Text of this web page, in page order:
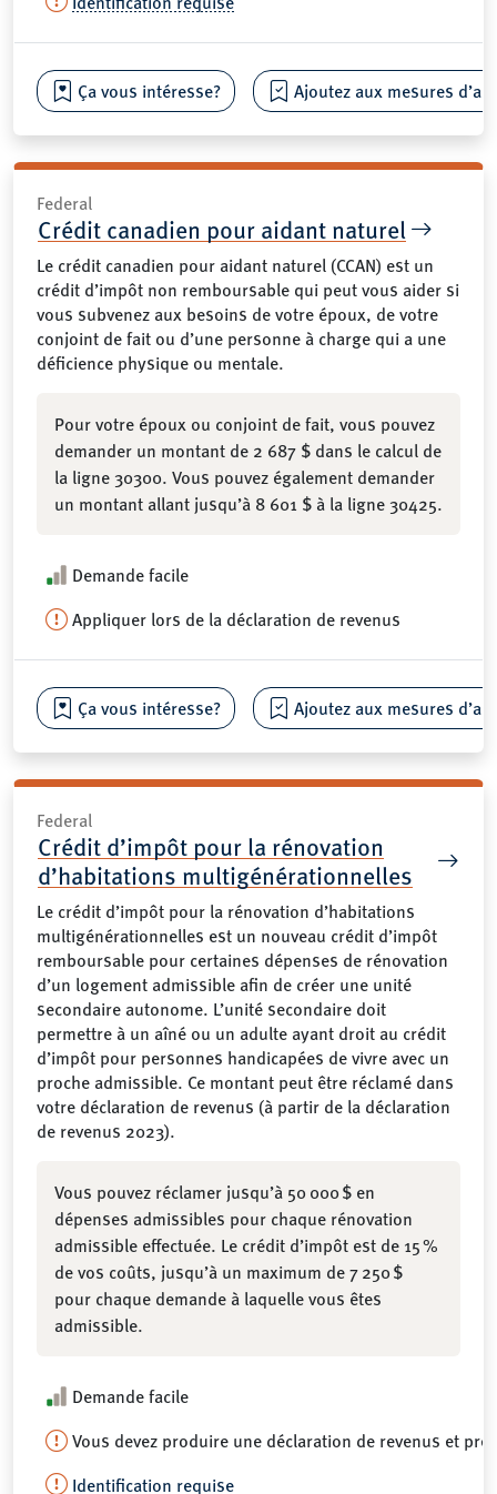
Ça vous intéresse? Ajoutez aux mesures
Federal
Crédit canadien pour aidant naturel
Le crédit canadien pour aidant naturel (CCAN) est un
crédit d’impôt non remboursable qui peut vous aider si
vous subvenez aux besoins de votre époux, de votre
conjoint de fait ou d’une personne à charge qui a une
déficience physique ou mentale.
Pour votre époux ou conjoint de fait, vous pouvez
demander un montant de 2 687 $ dans le calcul de
la ligne 30300. Vous pouvez également demander
un montant allant jusqu’à 8 601 $ à la ligne 30425.
Demande facile
Appliquer lors de la déclaration de revenus
Ça vous intéresse? Ajoutez aux mesures
Federal
Crédit d’impôt pour la rénovation
d’habitations multigénérationnelles
Le crédit d’impôt pour la rénovation d’habitations
multigénérationnelles est un nouveau crédit d’impôt
remboursable pour certaines dépenses de rénovation
d’un logement admissible afin de créer une unité
secondaire autonome. L’unité secondaire doit
permettre à un aîné ou un adulte ayant droit au crédit
d’impôt pour personnes handicapées de vivre avec un
proche admissible. Ce montant peut être réclamé dans
votre déclaration de revenus (à partir de la déclaration
de revenus 2023).
Vous pouvez réclamer jusqu’à 50 000 $ en
dépenses admissibles pour chaque rénovation
admissible effectuée. Le crédit d’impôt est de 15 %
de vos coûts, jusqu’à un maximum de 7 250 $
pour chaque demande à laquelle vous êtes
admissible.
Demande facile
Vous devez produire une déclaration de revenus et
Identification requise